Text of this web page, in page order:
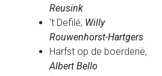
Reusink
't Defilé, Willy
Rouwenhorst-Hartgers
Harfst op de boerderië,
Albert Bello